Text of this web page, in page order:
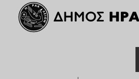
2015
2013